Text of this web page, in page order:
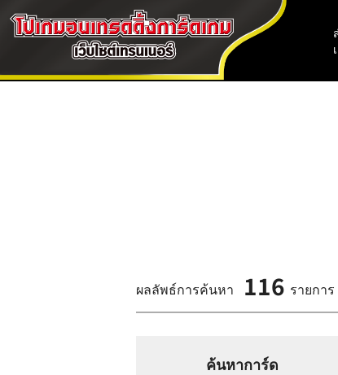
ผลลัพธ์การค้นหา 116 รายการ
ค้นหาการ์ด